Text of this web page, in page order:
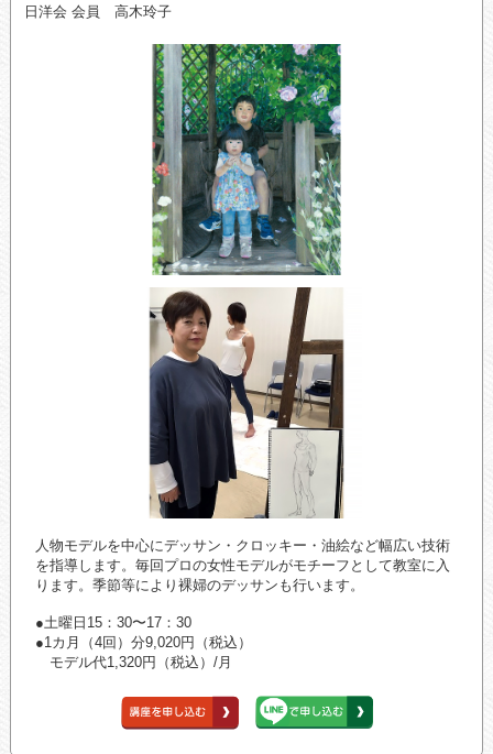
日洋会 会員 高木玲子
人物モデルを中心にデッサン・クロッキー・油絵など幅広い技術
を指導します。毎回プロの女性モデルがモチーフとして教室に入
ります。季節等により裸婦のデッサンも行います。
●土曜日15：30〜17：30
●1カ月（4回）分9,020円（税込）
モデル代1,320円（税込）/月